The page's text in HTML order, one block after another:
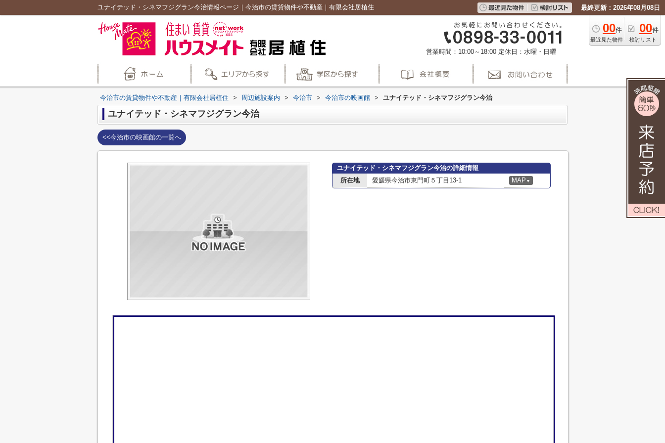
ユナイテッド・シネマフジグラン今治情報ページ｜今治市の賃貸物件や不動産｜有限会社居植住 最終更新：2026年08月08日
00件
最近見た物件
00件
検討リスト
営業時間：10:00～18:00 定休日：水曜・日曜
今治市の賃貸物件や不動産｜有限会社居植住 > 周辺施設案内 > 今治市 > 今治市の映画館 > ユナイテッド・シネマフジグラン今治
ユナイテッド・シネマフジグラン今治
<<今治市の映画館の一覧へ
ユナイテッド・シネマフジグラン今治の詳細情報
所在地
愛媛県今治市東門町５丁目13-1 MAP ▼